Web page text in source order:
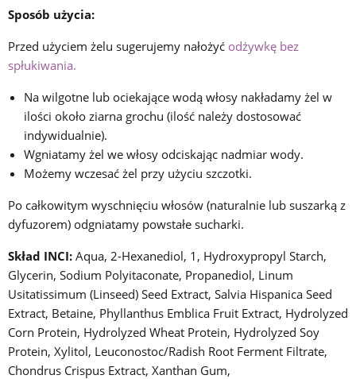
Sposób użycia:
Przed użyciem żelu sugerujemy nałożyć odżywkę bez
spłukiwania.
Na wilgotne lub ociekające wodą włosy nakładamy żel w
ilości około ziarna grochu (ilość należy dostosować
indywidualnie).
Wgniatamy żel we włosy odciskając nadmiar wody.
Możemy wczesać żel przy użyciu szczotki.
Po całkowitym wyschnięciu włosów (naturalnie lub suszarką z
dyfuzorem) odgniatamy powstałe sucharki.
Skład INCI: Aqua, 2-Hexanediol, 1, Hydroxypropyl Starch,
Glycerin, Sodium Polyitaconate, Propanediol, Linum
Usitatissimum (Linseed) Seed Extract, Salvia Hispanica Seed
Extract, Betaine, Phyllanthus Emblica Fruit Extract, Hydrolyzed
Corn Protein, Hydrolyzed Wheat Protein, Hydrolyzed Soy
Protein, Xylitol, Leuconostoc/Radish Root Ferment Filtrate,
Chondrus Crispus Extract, Xanthan Gum,